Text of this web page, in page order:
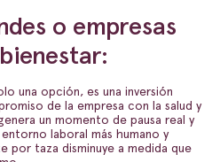
o empresas
una opción, es una inversión
de la empresa con la salud y
un momento de pausa real y
laboral más humano y
por taza disminuye a medida que